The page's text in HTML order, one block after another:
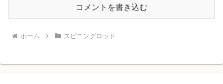
コメントを書き込む
ホーム スピニングロッド